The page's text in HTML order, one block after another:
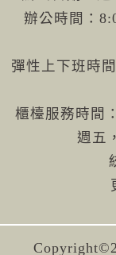
辦公時間：
彈性上下班時
櫃檯服務時間
週五